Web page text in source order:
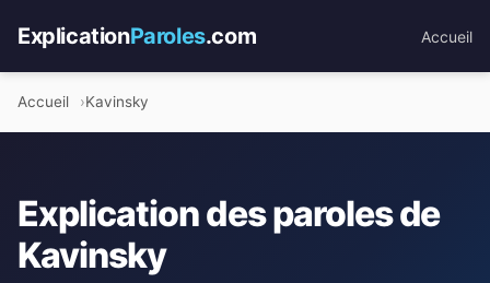
ExplicationParoles.com Accueil
Accueil Kavinsky
Explication des paroles de
Kavinsky